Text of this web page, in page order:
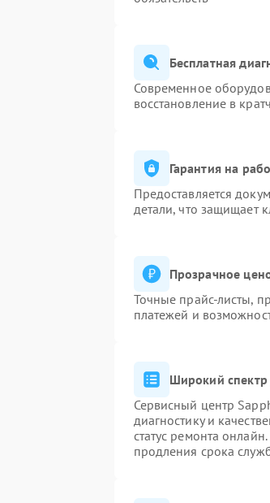
Бесплатная
Современное
восстановление в
Гарантия на
Предоставляется
детали, что защищает
Прозрачное
Точные прайс-листы,
платежей и
Широкий спектр
Сервисный центр
диагностику и
статус ремонта
продления срока